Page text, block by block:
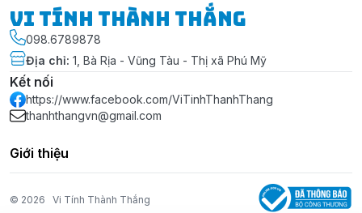
Vi Tính Thành Thắng
098.6789878
Địa chỉ: 1, Bà Rịa - Vũng Tàu - Thị xã Phú Mỹ
Kết nối
https://www.facebook.com/ViTinhThanhThang
thanhthangvn@gmail.com
Giới thiệu
© 2026 Vi Tính Thành Thắng